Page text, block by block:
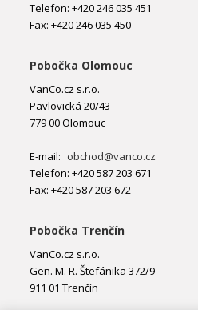
Telefon: +420 246 035 451
Fax: +420 246 035 450
Pobočka Olomouc
VanCo.cz s.r.o.
Pavlovická 20/43
779 00 Olomouc
E-mail: obchod@vanco.cz
Telefon: +420 587 203 671
Fax: +420 587 203 672
Pobočka Trenčín
VanCo.cz s.r.o.
Gen. M. R. Štefánika 372/9
911 01 Trenčín